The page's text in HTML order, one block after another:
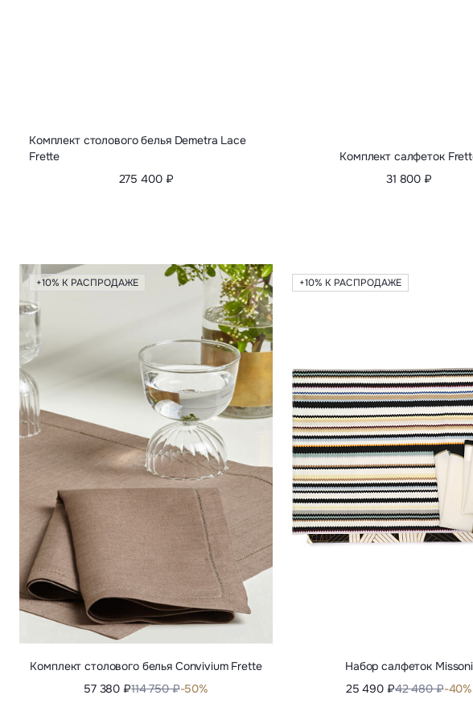
Комплект столового белья Demetra Lace
Frette
275 400 ₽
Комплект салфеток
31 800 ₽
+10% К РАСПРОДАЖЕ
Комплект столового белья Convivium Frette
57 380 ₽114 750 ₽-50%
+10% К РАСПРОДАЖЕ
Набор салфеток Missoni
25 490 ₽42 480 ₽-40%